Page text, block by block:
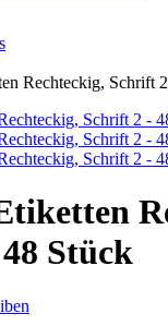
Rechteckig, Schrift
Stück